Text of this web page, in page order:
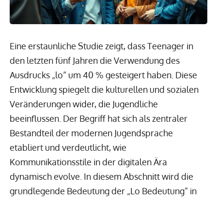
Eine erstaunliche Studie zeigt, dass Teenager in
den letzten fünf Jahren die Verwendung des
Ausdrucks „lo“ um 40 % gesteigert haben. Diese
Entwicklung spiegelt die kulturellen und sozialen
Veränderungen wider, die Jugendliche
beeinflussen. Der Begriff hat sich als zentraler
Bestandteil der modernen Jugendsprache
etabliert und verdeutlicht, wie
Kommunikationsstile in der digitalen Ära
dynamisch evolve. In diesem Abschnitt wird die
grundlegende Bedeutung der „Lo Bedeutung“ in